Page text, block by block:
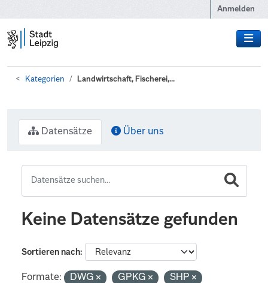
Anmelden
Kategorien Landwirtschaft, Fischerei,...
Datensätze Über uns
Keine Datensätze gefunden
Sortieren nach
Formate: DWG GPKG
SHP